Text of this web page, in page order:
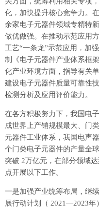
化，加快提升核心竞争力。
余家电子元器件领域专精特
做优做强。在推动示范应用
工艺“一条龙”示范应用，加
制《电子元器件产业体系框
化产业环境方面，指导有关
建设电子元器件质量可靠性
检测分析及应用评价能力。
在各方积极努力下，我国电
成世界上产销规模最大、门
元器件工业体系，我国电声
个门类电子元器件的产量全
突破 2万亿元，在部分领域
点开展以下工作。
一是加强产业统筹布局，继
展行动计划（ 2021—2023年